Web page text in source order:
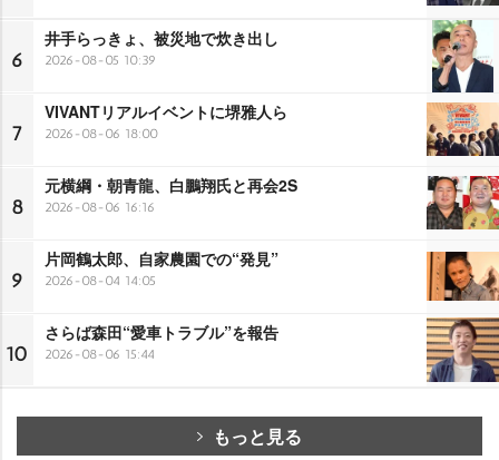
6
井手らっきょ、被災地で炊き出し
2026-08-05 10:39
7
VIVANTリアルイベントに堺雅人ら
2026-08-06 18:00
8
元横綱・朝青龍、白鵬翔氏と再会2S
2026-08-06 16:16
9
片岡鶴太郎、自家農園での“発見”
2026-08-04 14:05
10
さらば森田“愛車トラブル”を報告
2026-08-06 15:44
もっと見る